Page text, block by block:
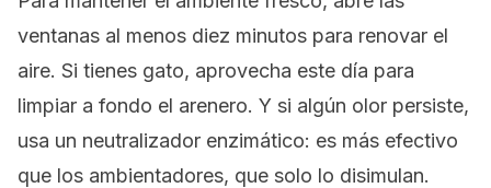
ventanas al menos diez minutos para renovar el
aire. Si tienes gato, aprovecha este día para
limpiar a fondo el arenero. Y si algún olor persiste,
usa un neutralizador enzimático: es más efectivo
que los ambientadores, que solo lo disimulan.